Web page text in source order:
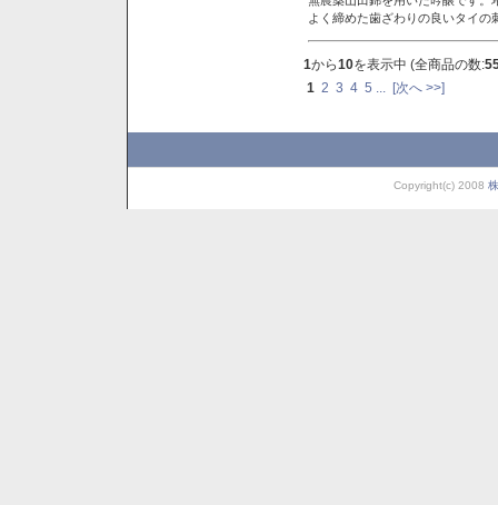
よく締めた歯ざわりの良いタイ
1から10を表示中 (全商品の数:
1 2 3 4 5 [次へ >>]
Copyright(c) 2008